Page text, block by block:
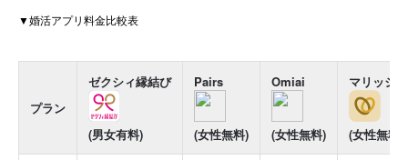
▼婚活アプリ料金比較表
プラン
ゼクシィ縁結び
(男女有料)
Pairs
(女性無料)
Omiai
(女性無料)
マリッシュ
(女性無料)